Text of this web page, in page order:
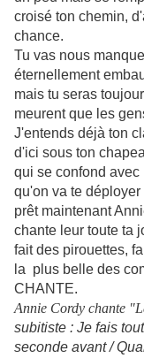
croisé ton chemin,
chance.
Tu vas nous
éternellement
mais tu seras
meurent que les
J'entends déjà ton
d'ici sous ton
qui se confond
qu'on va te
prêt maintenant
chante leur toute ta
fait des pirouettes,
la plus belle des
CHANTE.
Annie Cordy chante
subitiste : Je fais
seconde avant /